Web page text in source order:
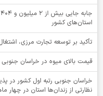
استان‌های کشور
تأکید بر توسعه تجارت مرزی،
قیمت بالای میوه در خراسان جنوبی
نظارتی از زندان‌ها استان در چهار